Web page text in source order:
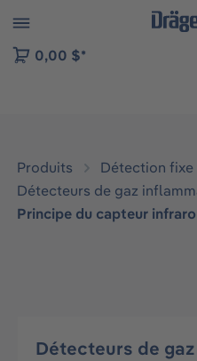
to B2B platform
0,00 $*
Produits
Détection fixe
Détecteurs de gaz
Principe du capteur
Détecteurs de